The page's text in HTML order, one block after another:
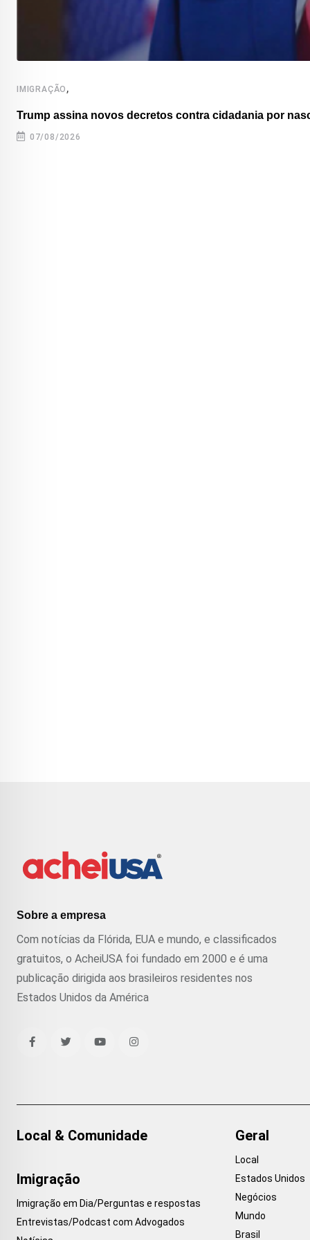
IMIGRAÇÃO ,
Trump assina novos decretos contra cidadania por
07/08/2026
Sobre a empresa
Com notícias da Flórida, EUA e mundo, e classificados
gratuitos, o AcheiUSA foi fundado em 2000 e é uma
publicação dirigida aos brasileiros residentes nos
Estados Unidos da América
Local & Comunidade
Imigração
Imigração em Dia/Perguntas e respostas
Entrevistas/Podcast com Advogados
Geral
Local
Estados Unidos
Negócios
Mundo
Brasil